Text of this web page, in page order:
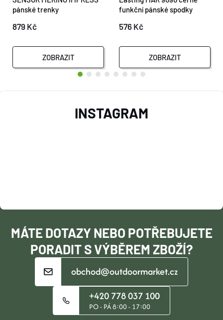
pánské trenky
879 Kč
ZOBRAZIT
funkční pánské spodky
576 Kč
ZOBRAZIT
T
MÁTE DOTAZY NEBO POTŘEBUJETE
PORADIT S VÝBĚREM ZBOŽÍ?
obchod@outdoormarket.cz
+420 778 037 100
PO - PÁ 8:00 - 17:00
INSTAGRAM